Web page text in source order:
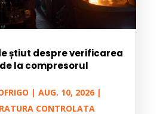
știut despre verificarea
la compresorul
| AUG. 10, 2026|
CONTROLATA